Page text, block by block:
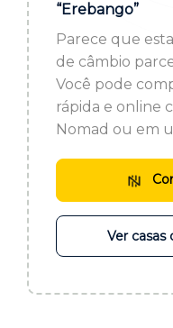
“Erebango”
Parece que
de câmbio
Você pode
rápida e online
Nomad ou em
Ver casas